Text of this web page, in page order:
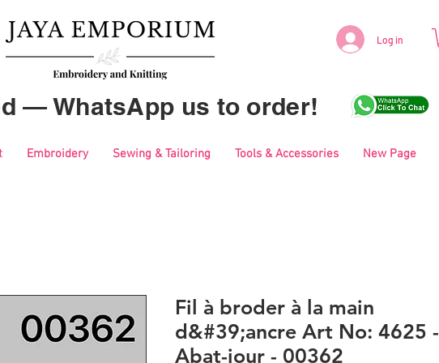
Log in
— WhatsApp us to order!
Embroidery Sewing & Tailoring Tools & Accessories New Page
Fil à broder à la main
d&#39;ancre Art No: 4625 -
Abat-jour - 00362